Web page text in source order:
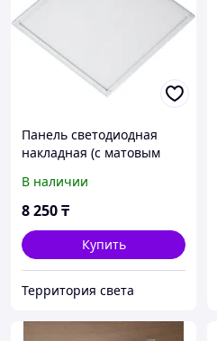
Панель светодиодная
накладная (с матовым
В наличии
8 250₸
Купить
Территория света